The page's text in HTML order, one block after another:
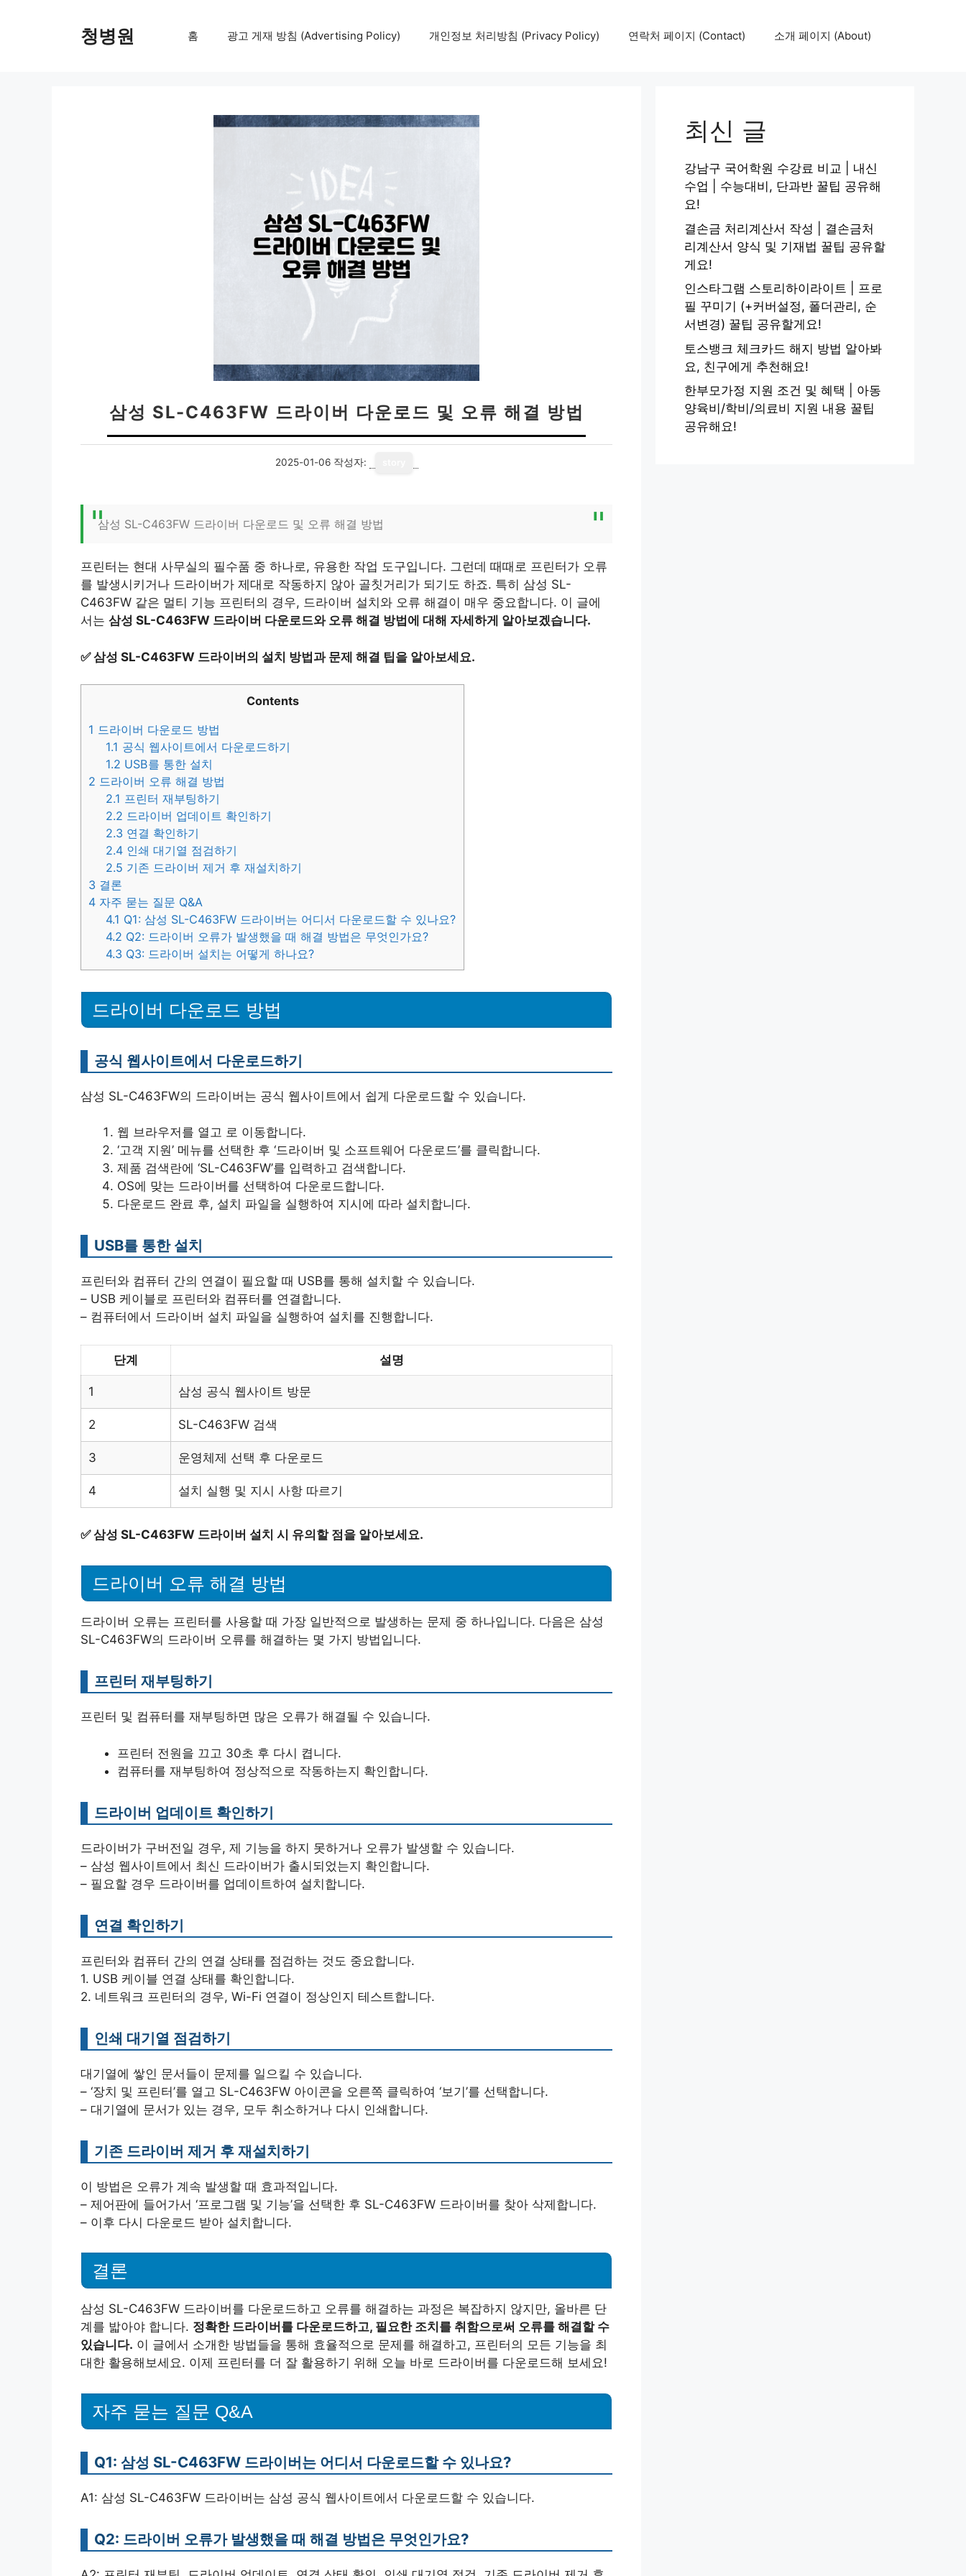
청병원 홈 광고 게재 방침 (Advertising Policy) 개인정보 처리방침 (Privacy Policy) 연락처 페이지 (Contact) 소개 페이지 (About)
삼성 SL-C463FW 드라이버 다운로드 및 오류 해결 방법
2025-01-06 작성자:
삼성 SL-C463FW 드라이버 다운로드 및 오류 해결 방법
프린터는 현대 사무실의 필수품 중 하나로, 유용한 작업 도구입니다. 그런데 때때로 프린터가 오류
를 발생시키거나 드라이버가 제대로 작동하지 않아 골칫거리가 되기도 하죠. 특히 삼성 SL-
C463FW 같은 멀티 기능 프린터의 경우, 드라이버 설치와 오류 해결이 매우 중요합니다. 이 글에
서는 삼성 SL-C463FW 드라이버 다운로드와 오류 해결 방법에 대해 자세하게 알아보겠습니다.
✅삼성 SL-C463FW 드라이버의 설치 방법과 문제 해결 팁을 알아보세요.
Contents
1 드라이버 다운로드 방법
1.1 공식 웹사이트에서 다운로드하기
1.2 USB를 통한 설치
2 드라이버 오류 해결 방법
2.1 프린터 재부팅하기
2.2 드라이버 업데이트 확인하기
2.3 연결 확인하기
2.4 인쇄 대기열 점검하기
2.5 기존 드라이버 제거 후 재설치하기
3 결론
4 자주 묻는 질문 Q&A
4.1 Q1: 삼성 SL-C463FW 드라이버는 어디서 다운로드할 수 있나요?
4.2 Q2: 드라이버 오류가 발생했을 때 해결 방법은 무엇인가요?
4.3 Q3: 드라이버 설치는 어떻게 하나요?
드라이버 다운로드 방법
공식 웹사이트에서 다운로드하기
삼성 SL-C463FW의 드라이버는 공식 웹사이트에서 쉽게 다운로드할 수 있습니다.
웹 브라우저를 열고 로 이동합니다.
‘고객 지원’ 메뉴를 선택한 후 ‘드라이버 및 소프트웨어 다운로드’를 클릭합니다.
제품 검색란에 ‘SL-C463FW’를 입력하고 검색합니다.
OS에 맞는 드라이버를 선택하여 다운로드합니다.
다운로드 완료 후, 설치 파일을 실행하여 지시에 따라 설치합니다.
USB를 통한 설치
프린터와 컴퓨터 간의 연결이 필요할 때 USB를 통해 설치할 수 있습니다.
– USB 케이블로 프린터와 컴퓨터를 연결합니다.
– 컴퓨터에서 드라이버 설치 파일을 실행하여 설치를 진행합니다.
단계 설명
1 삼성 공식 웹사이트 방문
2 SL-C463FW 검색
3 운영체제 선택 후 다운로드
4 설치 실행 및 지시 사항 따르기
✅삼성 SL-C463FW 드라이버 설치 시 유의할 점을 알아보세요.
드라이버 오류 해결 방법
드라이버 오류는 프린터를 사용할 때 가장 일반적으로 발생하는 문제 중 하나입니다. 다음은 삼성
SL-C463FW의 드라이버 오류를 해결하는 몇 가지 방법입니다.
프린터 재부팅하기
프린터 및 컴퓨터를 재부팅하면 많은 오류가 해결될 수 있습니다.
프린터 전원을 끄고 30초 후 다시 켭니다.
컴퓨터를 재부팅하여 정상적으로 작동하는지 확인합니다.
드라이버 업데이트 확인하기
드라이버가 구버전일 경우, 제 기능을 하지 못하거나 오류가 발생할 수 있습니다.
– 삼성 웹사이트에서 최신 드라이버가 출시되었는지 확인합니다.
– 필요할 경우 드라이버를 업데이트하여 설치합니다.
연결 확인하기
프린터와 컴퓨터 간의 연결 상태를 점검하는 것도 중요합니다.
1. USB 케이블 연결 상태를 확인합니다.
2. 네트워크 프린터의 경우, Wi-Fi 연결이 정상인지 테스트합니다.
인쇄 대기열 점검하기
대기열에 쌓인 문서들이 문제를 일으킬 수 있습니다.
– ‘장치 및 프린터’를 열고 SL-C463FW 아이콘을 오른쪽 클릭하여 ‘보기’를 선택합니다.
– 대기열에 문서가 있는 경우, 모두 취소하거나 다시 인쇄합니다.
기존 드라이버 제거 후 재설치하기
이 방법은 오류가 계속 발생할 때 효과적입니다.
– 제어판에 들어가서 ‘프로그램 및 기능’을 선택한 후 SL-C463FW 드라이버를 찾아 삭제합니다.
– 이후 다시 다운로드 받아 설치합니다.
결론
삼성 SL-C463FW 드라이버를 다운로드하고 오류를 해결하는 과정은 복잡하지 않지만, 올바른 단
계를 밟아야 합니다. 정확한 드라이버를 다운로드하고, 필요한 조치를 취함으로써 오류를 해결할 수
있습니다. 이 글에서 소개한 방법들을 통해 효율적으로 문제를 해결하고, 프린터의 모든 기능을 최
대한 활용해보세요. 이제 프린터를 더 잘 활용하기 위해 오늘 바로 드라이버를 다운로드해 보세요!
자주 묻는 질문 Q&A
Q1: 삼성 SL-C463FW 드라이버는 어디서 다운로드할 수 있나요?
A1: 삼성 SL-C463FW 드라이버는 삼성 공식 웹사이트에서 다운로드할 수 있습니다.
Q2: 드라이버 오류가 발생했을 때 해결 방법은 무엇인가요?
최신 글
강남구 국어학원 수강료 비교 | 내신
수업 | 수능대비, 단과반 꿀팁 공유해
요!
결손금 처리계산서 작성 | 결손금처
리계산서 양식 및 기재법 꿀팁 공유할
게요!
인스타그램 스토리하이라이트 | 프로
필 꾸미기 (+커버설정, 폴더관리, 순
서변경) 꿀팁 공유할게요!
토스뱅크 체크카드 해지 방법 알아봐
요, 친구에게 추천해요!
한부모가정 지원 조건 및 혜택 | 아동
양육비/학비/의료비 지원 내용 꿀팁
공유해요!